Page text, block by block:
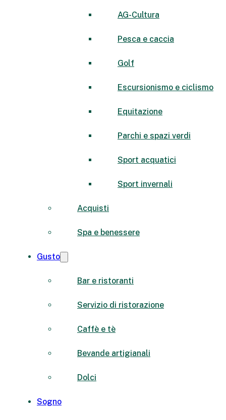
AG-Cultura
Pesca e caccia
Golf
Escursionismo e ciclismo
Equitazione
Parchi e spazi verdi
Sport acquatici
Sport invernali
Acquisti
Spa e benessere
Gusto
Bar e ristoranti
Servizio di ristorazione
Caffè e tè
Bevande artigianali
Dolci
Sogno